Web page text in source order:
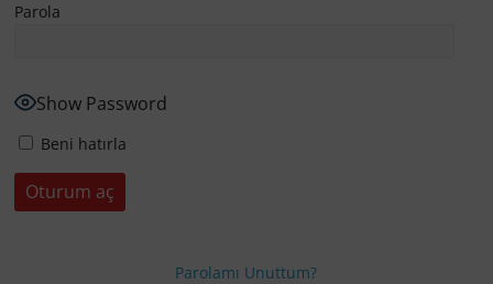
Parola
Show Password
Beni hatırla
Parolamı Unuttum?